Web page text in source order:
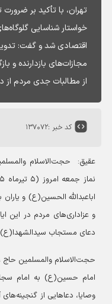
تهران، با تأکید بر ضرورت
خواستار شناسایی
اقتصادی شد و گفت:
مجازات‌های بازدارنده و
از مطالبات جدی مردم از
کد خبر :۱۳۷۰۷۲
عقیق: حجت‌الاسلام
اباعبدالله الحسین(ع) و یاران
و عزاداری‌های مردم در این
دعای مستجاب سیدالشهدا(ع)
حجت‌الاسلام والمسلمین حاج
امام حسین(ع) به امام
وصایا، دعاهایی از